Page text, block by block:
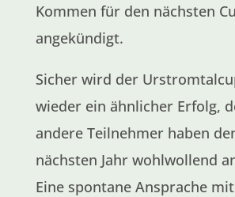
Kommen für den nächsten
angekündigt.
Sicher wird der
wieder ein ähnlicher Erfolg,
andere Teilnehmer haben
nächsten Jahr wohlwollend
Eine spontane Ansprache mit